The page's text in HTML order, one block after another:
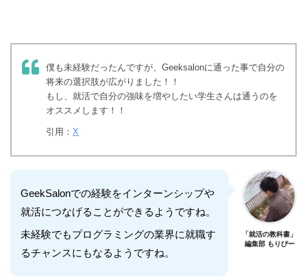
僕も未経験だったんですが、Geeksalonに通った事で自分の
将来の選択肢が広がりました！！
もし、就活で自分の強味を増やしたい学生さんは通うのを
オススメします！！
引用： X
GeekSalonでの経験をインターンシップや
就活につなげることができるようですね。
未経験でもプログラミングの業界に就職す
るチャンスにもなるようですね。
「就活の教科書」
編集部 もりぴー